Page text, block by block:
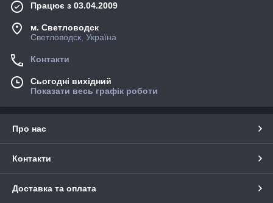
Працює з 03.04.2009
м. Светловодск
Светловодск, Україна
Контакти
Сьогодні вихідний
Показати весь графік роботи
Про нас
Контакти
Доставка та оплата